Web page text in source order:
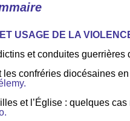
USAGE DE LA
et conduites
les confréries diocésaines
et l’Église : quelques